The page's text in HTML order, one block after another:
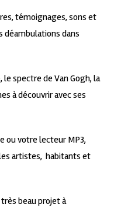
témoignages, sons et
déambulations dans
spectre de Van Gogh, la
à découvrir avec ses
ou votre lecteur MP3,
artistes, habitants et
très beau projet à